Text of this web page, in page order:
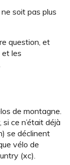
soit pas plus
question, et
les
de montagne.
ce n’était déjà
se déclinent
vélo de
(xc).